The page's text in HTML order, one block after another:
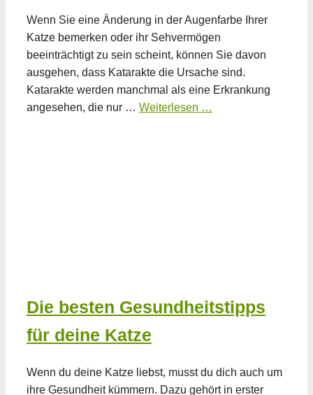
Wenn Sie eine Änderung in der Augenfarbe Ihrer
Katze bemerken oder ihr Sehvermögen
beeinträchtigt zu sein scheint, können Sie davon
ausgehen, dass Katarakte die Ursache sind.
Katarakte werden manchmal als eine Erkrankung
angesehen, die nur … Weiterlesen …
Die besten Gesundheitstipps
für deine Katze
Wenn du deine Katze liebst, musst du dich auch um
ihre Gesundheit kümmern. Dazu gehört in erster